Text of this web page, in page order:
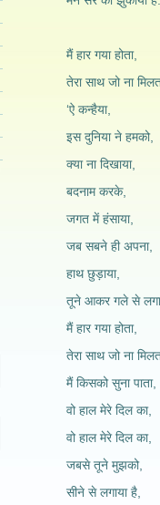
मैं हार गया होता,
तेरा साथ जो ना
‘ऐ कन्हैया,
इस दुनिया ने हमको,
क्या ना दिखाया,
बदनाम करके,
जगत में हंसाया,
जब सबने ही अपना,
हाथ छुड़ाया,
तूने आकर गले से
मैं हार गया होता,
तेरा साथ जो ना
मैं किसको सुना पाता,
वो हाल मेरे दिल का,
वो हाल मेरे दिल का,
जबसे तूने मुझको,
सीने से लगाया है,